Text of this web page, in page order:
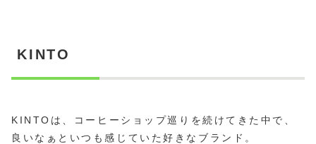
KINTO
KINTOは、コーヒーショップ巡りを続けてきた中で、
良いなぁといつも感じていた好きなブランド。